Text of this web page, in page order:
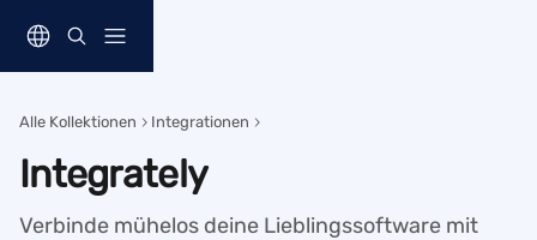
Alle Kollektionen Integrationen
Integrately
Verbinde mühelos deine Lieblingssoftware mit